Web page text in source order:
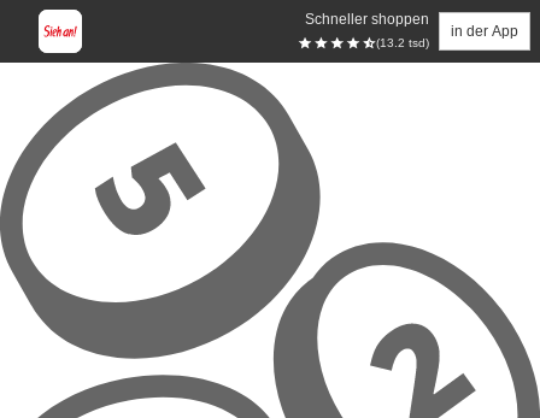
Schneller shoppen
(13.2 tsd)
in der App
Zum Hauptinhalt springen